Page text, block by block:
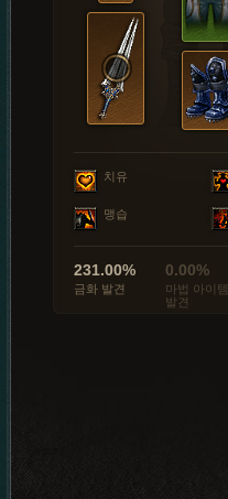
치유
맹습
231.00%
금화 발견
0.00%
마법 아이템
발견